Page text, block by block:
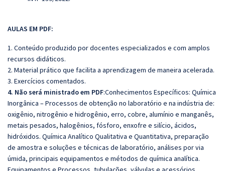
AULAS EM PDF:
1. Conteúdo produzido por docentes especializados e com amplos
recursos didáticos.
2. Material prático que facilita a aprendizagem de maneira acelerada.
3. Exercícios comentados.
4. Não será ministrado em PDF:Conhecimentos Específicos: Química
Inorgânica – Processos de obtenção no laboratório e na indústria de:
oxigênio, nitrogênio e hidrogênio, erro, cobre, alumínio e manganês,
metais pesados, halogênios, fósforo, enxofre e silício, ácidos,
hidróxidos. Química Analítico Qualitativa e Quantitativa, preparação
de amostra e soluções e técnicas de laboratório, análises por via
úmida, principais equipamentos e métodos de química analítica.